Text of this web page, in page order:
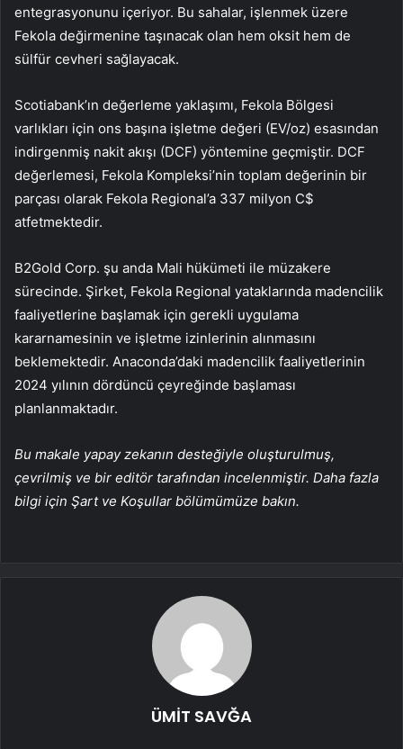
entegrasyonunu içeriyor. Bu sahalar, işlenmek üzere
Fekola değirmenine taşınacak olan hem oksit hem de
sülfür cevheri sağlayacak.
Scotiabank’ın değerleme yaklaşımı, Fekola Bölgesi
varlıkları için ons başına işletme değeri (EV/oz) esasından
indirgenmiş nakit akışı (DCF) yöntemine geçmiştir. DCF
değerlemesi, Fekola Kompleksi’nin toplam değerinin bir
parçası olarak Fekola Regional’a 337 milyon C$
atfetmektedir.
B2Gold Corp. şu anda Mali hükümeti ile müzakere
sürecinde. Şirket, Fekola Regional yataklarında madencilik
faaliyetlerine başlamak için gerekli uygulama
kararnamesinin ve işletme izinlerinin alınmasını
beklemektedir. Anaconda’daki madencilik faaliyetlerinin
2024 yılının dördüncü çeyreğinde başlaması
planlanmaktadır.
Bu makale yapay zekanın desteğiyle oluşturulmuş,
çevrilmiş ve bir editör tarafından incelenmiştir. Daha fazla
bilgi için Şart ve Koşullar bölümümüze bakın.
ÜMİT SAVĞA